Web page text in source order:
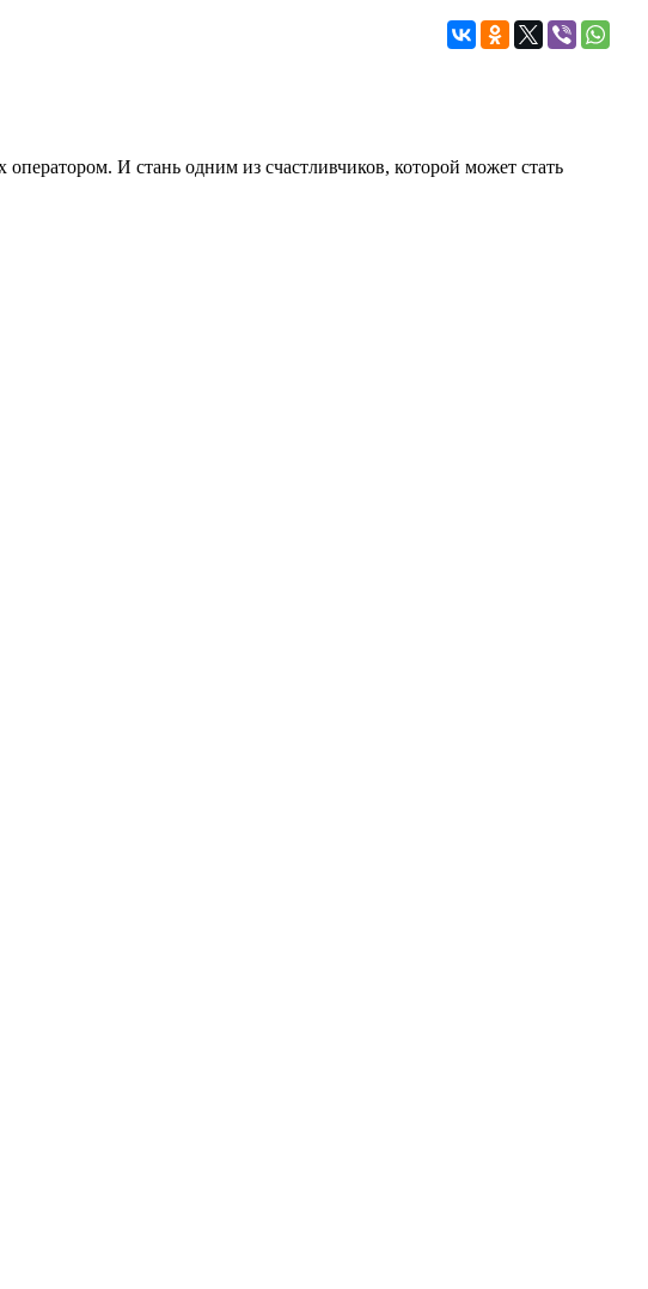
И стань одним из счастливчиков, которой может стать